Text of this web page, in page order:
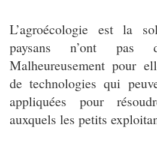
L’agroécologie est la
paysans n’ont pas
Malheureusement pour
de technologies qui
appliquées pour
auxquels les petits